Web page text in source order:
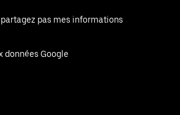
partagez pas mes informations
données Google